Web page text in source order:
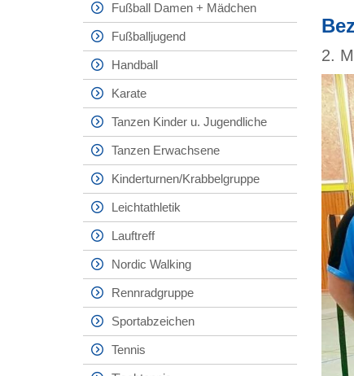
Fußball Damen + Mädchen
Fußballjugend
Handball
Karate
Tanzen Kinder u. Jugendliche
Tanzen Erwachsene
Kinderturnen/Krabbelgruppe
Leichtathletik
Lauftreff
Nordic Walking
Rennradgruppe
Sportabzeichen
Tennis
2.